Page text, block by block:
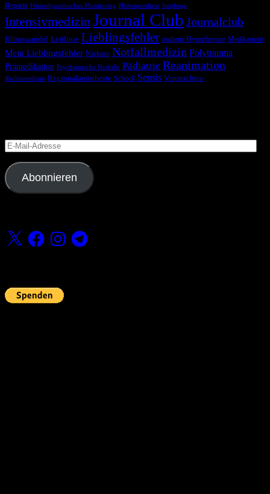
Heparin Hämodynamisches Monitoring Höhenmedizin Impfung
IntensivmedizinJournal Club Journalclub
Klimawandel Leitlinie Lieblingsfehler maligne Hyperthermie Medikament
Mein Lieblingsfehler Narkose Notfallmedizin Polytrauma
Prämedikation Psychiatrische Notfälle Pädiatrie Reanimation
Rechtsmedizin Regionalanästhesie Schock Sepsis Vermischtes
E-
Mail-
Adresse
Abonnieren
X FacebookInstagramTelegram